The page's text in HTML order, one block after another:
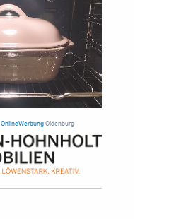
OnlineWerbungOldenburg